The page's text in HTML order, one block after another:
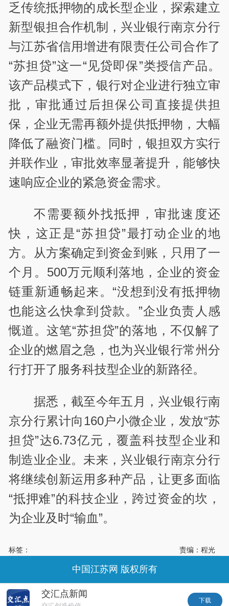
乏传统抵押物的成长型企业，探索建立
新型银担合作机制，兴业银行南京分行
与江苏省信用增进有限责任公司合作了
“苏担贷”这一“见贷即保”类授信产品。
该产品模式下，银行对企业进行独立审
批，审批通过后担保公司直接提供担
保，企业无需再额外提供抵押物，大幅
降低了融资门槛。同时，银担双方实行
并联作业，审批效率显著提升，能够快
速响应企业的紧急资金需求。
不需要额外找抵押，审批速度还
快，这正是“苏担贷”最打动企业的地
方。从方案确定到资金到账，只用了一
个月。500万元顺利落地，企业的资金
链重新通畅起来。“没想到没有抵押物
也能这么快拿到贷款。”企业负责人感
慨道。这笔“苏担贷”的落地，不仅解了
企业的燃眉之急，也为兴业银行常州分
行打开了服务科技型企业的新路径。
据悉，截至今年五月，兴业银行南
京分行累计向160户小微企业，发放“苏
担贷”达6.73亿元，覆盖科技型企业和
制造业企业。未来，兴业银行南京分行
将继续创新运用多种产品，让更多面临
“抵押难”的科技企业，跨过资金的坎，
为企业及时“输血”。
标签： 责编：程光
交汇点新闻
下载
中国江苏网 版权所有